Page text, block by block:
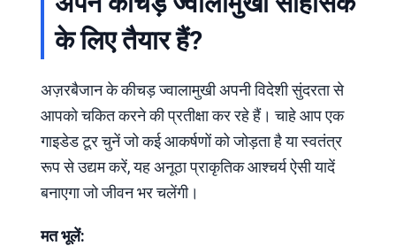
के लिए तैयार हैं?
अज़रबैजान के कीचड़ ज्वालामुखी अपनी विदेशी सुंदरता से
आपको चकित करने की प्रतीक्षा कर रहे हैं। चाहे आप एक
गाइडेड टूर चुनें जो कई आकर्षणों को जोड़ता है या स्वतंत्र
रूप से उद्यम करें, यह अनूठा प्राकृतिक आश्चर्य ऐसी यादें
बनाएगा जो जीवन भर चलेंगी।
मत भूलें: